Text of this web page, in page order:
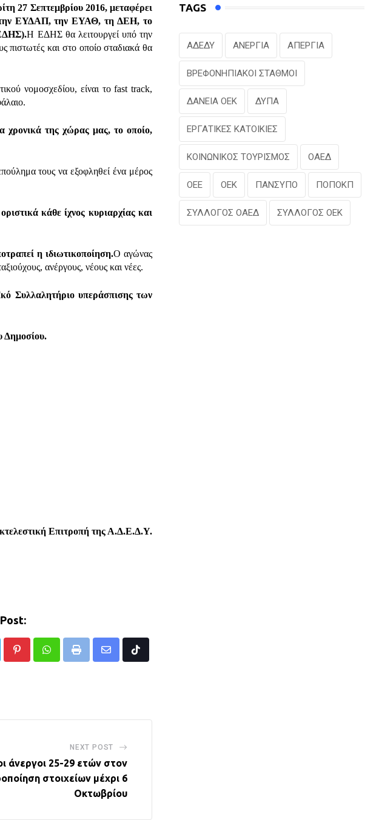
27 Σεπτεμβρίου 2016, μεταφέρει
την ΕΥΔΑΠ, την ΕΥΑΘ, τη ΔΕΗ, το
Η ΕΔΗΣ θα λειτουργεί υπό την
πιστωτές και στο οποίο σταδιακά θα
νομοσχεδίου, είναι το fast track,
χρονικά της χώρας μας, το οποίο,
τους να εξοφληθεί ένα μέρος
κάθε ίχνος κυριαρχίας και
η ιδιωτικοποίηση.Ο αγώνας
ανέργους, νέους και νέες.
Συλλαλητήριο υπεράσπισης των
Επιτροπή της Α.Δ.Ε.Δ.Υ.
PinterestWhatsappPrint
Share
Tiktok
NEXT POST
άνεργοι 25-29 ετών στον
στοιχείων μέχρι 6
Οκτωβρίου
TAGS
ΑΔΕΔΥ ΑΝΕΡΓΙΑ ΑΠΕΡΓΙΑ
ΒΡΕΦΟΝΗΠΙΑΚΟΙ ΣΤΑΘΜΟΙ
ΔΑΝΕΙΑ ΟΕΚ ΔΥΠΑ
ΕΡΓΑΤΙΚΕΣ ΚΑΤΟΙΚΙΕΣ
ΚΟΙΝΩΝΙΚΟΣ ΤΟΥΡΙΣΜΟΣ ΟΑΕΔ
ΟΕΕ ΟΕΚ ΠΑΝΣΥΠΟ ΠΟΠΟΚΠ
ΣΥΛΛΟΓΟΣ ΟΑΕΔ ΣΥΛΛΟΓΟΣ ΟΕΚ